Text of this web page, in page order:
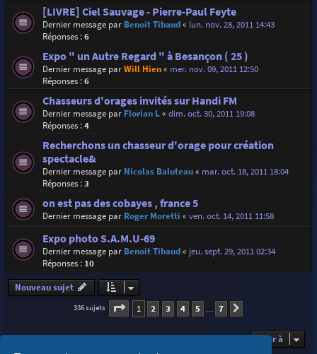
[LIVRE] Ciel Sauvage - Pierre-Paul Feyte
Dernier message par Benoit Tibaud« lun. nov. 28, 2011 14:43
Réponses :6
Expo " un Autre Regard " à Besançon ( 25 )
Dernier message parWill Hien« mer. nov. 09, 2011 12:50
Réponses :6
Chasseurs d'orages invités sur Handi FM
Dernier message par Florian L« dim. oct. 30, 2011 19:08
Réponses :4
Recherchons un chasseur d'orage pour création
spectacle&
Dernier message par Nicolas Baluteau« mar. oct. 18, 2011 18:04
Réponses :3
on est pas des cobayes , france 5
Dernier message par Roger Moretti « ven. oct. 14, 2011 11:58
Expo photo S.A.M.U-69
Dernier message par Benoit Tibaud« jeu. sept. 29, 2011 02:34
Réponses : 10
Nouveau sujet
336 sujets Page 1sur
1 2 3 4 5 7
Aller à